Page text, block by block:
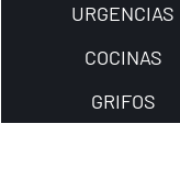
URGENCIAS
COCINAS
GRIFOS